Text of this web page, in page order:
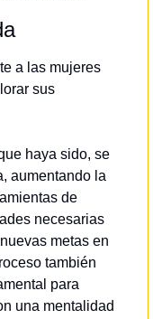
a las mujeres
sus
haya sido, se
aumentando la
de
necesarias
metas en
también
para
una mentalidad